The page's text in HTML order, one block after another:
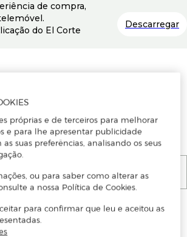
para se registar ou
de compra,
do El Corte
Descarregar
próprias e de terceiros para melhorar
e para lhe apresentar publicidade
suas preferências, analisando os seus
ou para saber como alterar as
a nossa Política de Cookies.
para confirmar que leu e aceitou as